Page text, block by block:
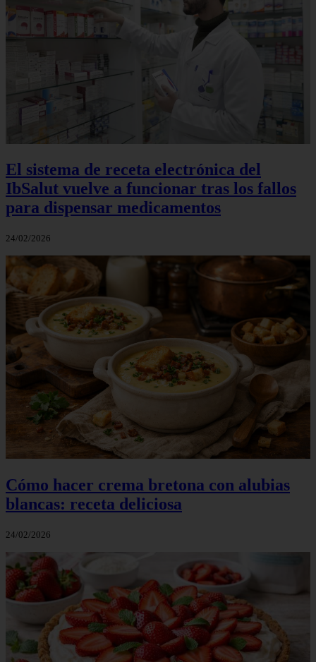
El sistema de receta electrónica del
IbSalut vuelve a funcionar tras los fallos
para dispensar medicamentos
24/02/2026
Cómo hacer crema bretona con alubias
blancas: receta deliciosa
24/02/2026